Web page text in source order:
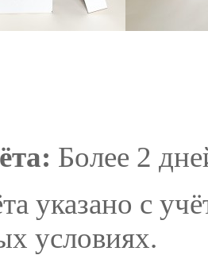
Более 2
указано с
условиях.